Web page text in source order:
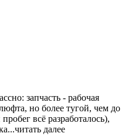
запчасть - рабочая
но более тугой, чем до
всё разработалось),
далее